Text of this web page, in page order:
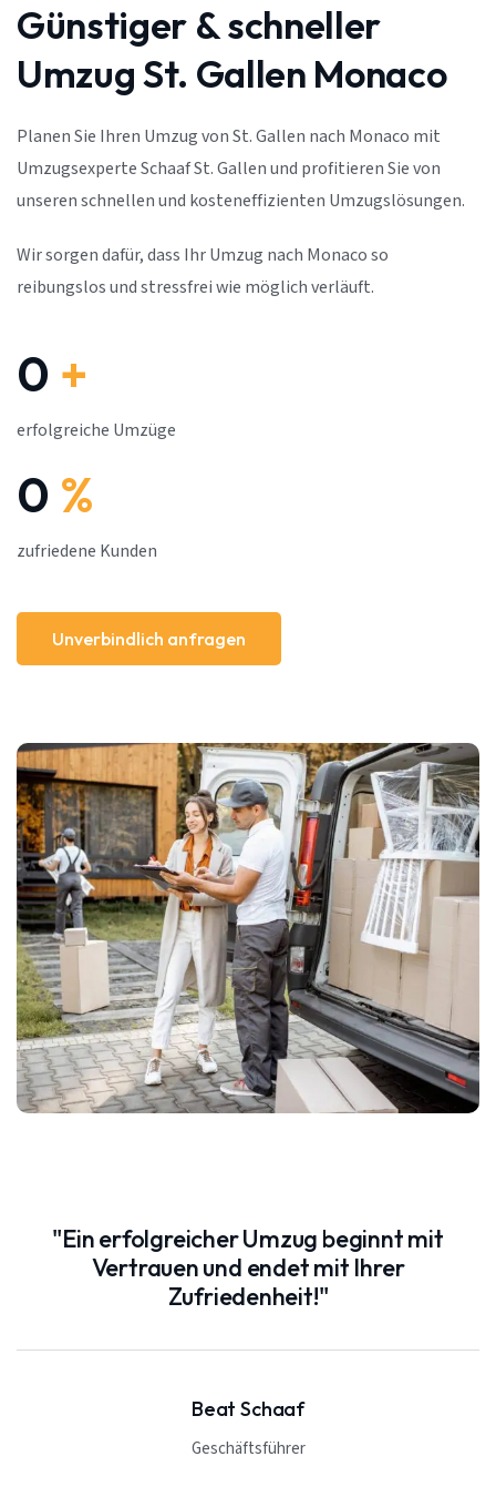
"Ein erfolgreicher Umzug beginnt mit
Vertrauen und endet mit Ihrer
Zufriedenheit!"
Beat Schaaf
Geschäftsführer
Günstiger & schneller
Umzug St. Gallen Monaco
Planen Sie Ihren Umzug von St. Gallen nach Monaco mit
Umzugsexperte Schaaf St. Gallen und profitieren Sie von
unseren schnellen und kosteneffizienten Umzugslösungen.
Wir sorgen dafür, dass Ihr Umzug nach Monaco so
reibungslos und stressfrei wie möglich verläuft.
0 +
erfolgreiche Umzüge
0 %
zufriedene Kunden
Unverbindlich anfragen